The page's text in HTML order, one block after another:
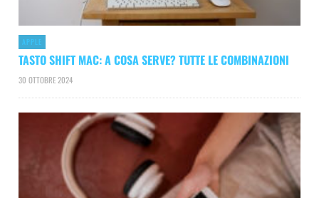
APPLE
TASTO SHIFT MAC: A COSA SERVE? TUTTE LE COMBINAZIONI
30 OTTOBRE 2024